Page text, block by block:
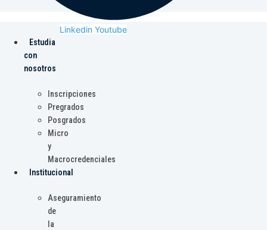
Linkedin Youtube
Estudia
con
nosotros
Inscripciones
Pregrados
Posgrados
Micro
y
Macrocredenciales
Institucional
Aseguramiento
de
la